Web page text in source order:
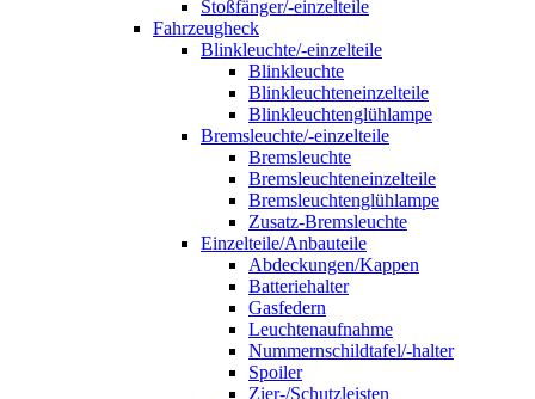
Stoßfänger/-einzelteile
Fahrzeugheck
Blinkleuchte/-einzelteile
Blinkleuchte
Blinkleuchteneinzelteile
Blinkleuchtenglühlampe
Bremsleuchte/-einzelteile
Bremsleuchte
Bremsleuchteneinzelteile
Bremsleuchtenglühlampe
Zusatz-Bremsleuchte
Einzelteile/Anbauteile
Abdeckungen/Kappen
Batteriehalter
Gasfedern
Leuchtenaufnahme
Nummernschildtafel/-halter
Spoiler
Zier-/Schutzleisten